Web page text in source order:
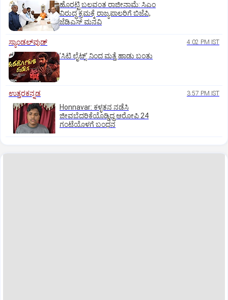
ಹೊರಟ್ಟಿ ಬಲವಂತ ರಾಜೀನಾಮೆ: ಸಿಎಂ
ವಿರುದ್ಧ ಕ್ರಮಕ್ಕೆ ರಾಜ್ಯಪಾಲರಿಗೆ ಬಿಜೆಪಿ,
ಜೆಡಿಎಸ್ ಮನವಿ
ಸ್ಯಾಂಡಲ್‌ವುಡ್‌ 4:02 PM IST
ʼಸಿಟಿ ಲೈಟ್ಸ್‌ʼ ನಿಂದ ಮತ್ತೆ ಹಾಡು ಬಂತು
ಉತ್ತರಕನ್ನಡ 3:57 PM IST
Honnavar: ಕಳ್ಳತನ ನಡೆಸಿ
ಜೀವಬೆದರಿಕೆಯೊಡ್ಡಿದ್ದ ಆರೋಪಿ 24
ಗಂಟೆಯೊಳಗೆ ಬಂಧನ